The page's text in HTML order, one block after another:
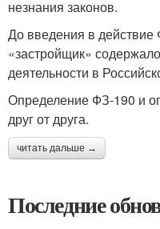
незнания законов.
До введения в
«застройщик»
деятельности в
Определение ФЗ-190 и
друг от друга.
читать дальше →
Последние